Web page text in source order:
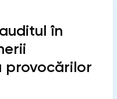
în
provocărilor